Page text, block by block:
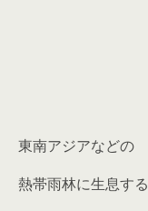
東南アジアなどの
熱帯雨林に生息する